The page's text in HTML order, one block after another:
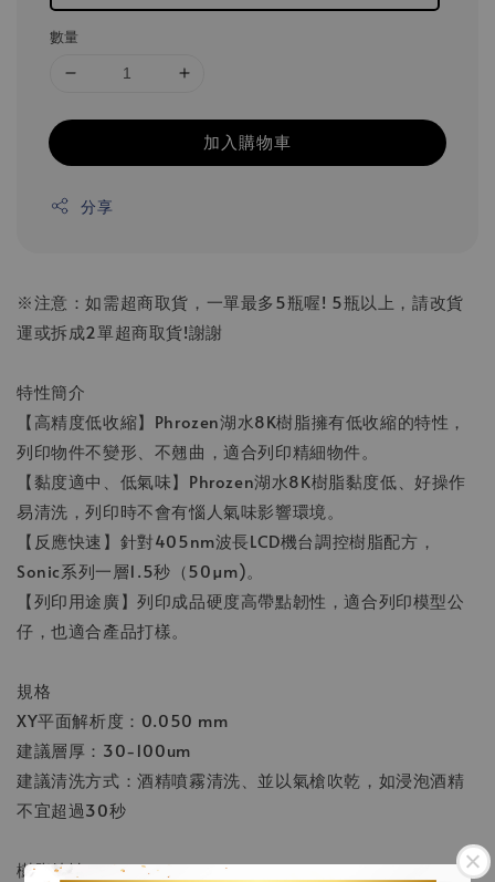
數量
加入購物車
分享
※注意：如需超商取貨，一單最多5瓶喔! 5瓶以上，請改貨
運或拆成2單超商取貨!謝謝
特性簡介
【高精度低收縮】Phrozen湖水8K樹脂擁有低收縮的特性，
列印物件不變形、不翹曲，適合列印精細物件。
【黏度適中、低氣味】Phrozen湖水8K樹脂黏度低、好操作
易清洗，列印時不會有惱人氣味影響環境。
【反應快速】針對405nm波長LCD機台調控樹脂配方，
Sonic系列一層1.5秒（50µm)。
【列印用途廣】列印成品硬度高帶點韌性，適合列印模型公
仔，也適合產品打樣。
規格
XY平面解析度：0.050 mm
建議層厚：30-100um
建議清洗方式：酒精噴霧清洗、並以氣槍吹乾，如浸泡酒精
不宜超過30秒
樹脂特性：